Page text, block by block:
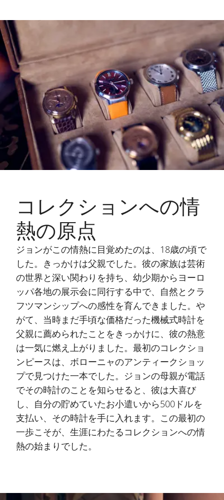
コレクションへの情
熱の原点
ジョンがこの情熱に目覚めたのは、18歳の頃で
した。きっかけは父親でした。彼の家族は芸術
の世界と深い関わりを持ち、幼少期からヨーロ
ッパ各地の展示会に同行する中で、自然とクラ
フツマンシップへの感性を育んできました。や
がて、当時まだ手頃な価格だった機械式時計を
父親に薦められたことをきっかけに、彼の熱意
は一気に燃え上がりました。最初のコレクショ
ンピースは、ボローニャのアンティークショッ
プで見つけた一本でした。ジョンの母親が電話
でその時計のことを知らせると、彼は大喜び
し、自分の貯めていたお小遣いから500ドルを
支払い、その時計を手に入れます。この最初の
一歩こそが、生涯にわたるコレクションへの情
熱の始まりでした。